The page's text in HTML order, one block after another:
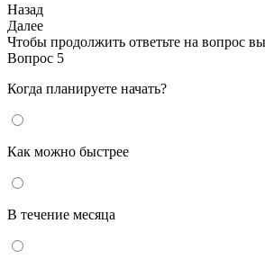
Назад
Далее
Чтобы продолжить ответьте на вопрос
Вопрос 5
Когда планируете начать?
Как можно быстрее
В течение месяца